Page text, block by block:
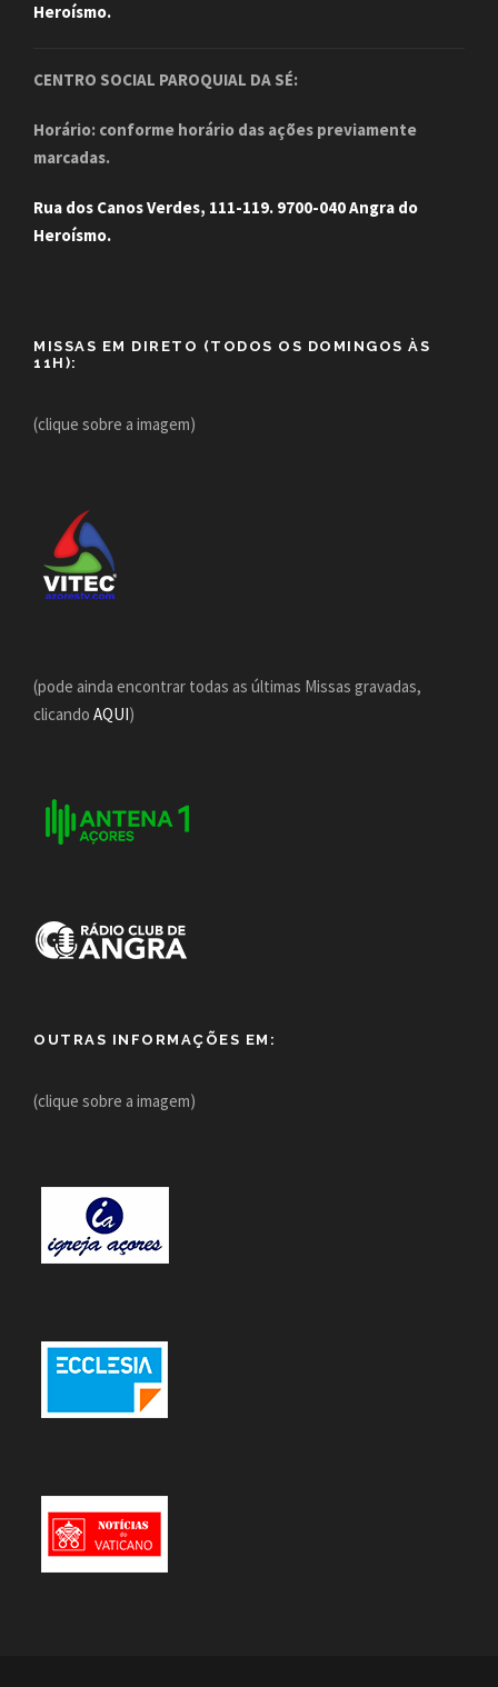
Heroísmo.
CENTRO SOCIAL PAROQUIAL DA SÉ:
Horário: conforme horário das ações previamente
marcadas.
Rua dos Canos Verdes, 111-119. 9700-040 Angra do
Heroísmo.
MISSAS EM DIRETO (TODOS OS DOMINGOS ÀS
11H):
(clique sobre a imagem)
(pode ainda encontrar todas as últimas Missas gravadas,
clicando AQUI)
OUTRAS INFORMAÇÕES EM:
(clique sobre a imagem)